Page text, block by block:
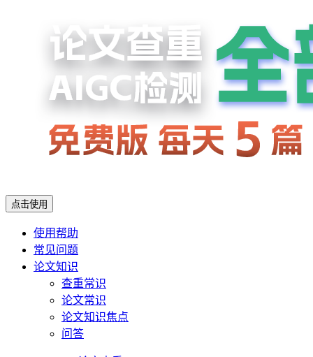
点击使用
使用帮助
常见问题
论文知识
查重常识
论文常识
论文知识焦点
问答